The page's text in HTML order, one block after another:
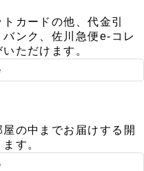
カードの他、代金引
ンク、佐川急便e-コレ
ただけます。
の中までお届けする開
す。